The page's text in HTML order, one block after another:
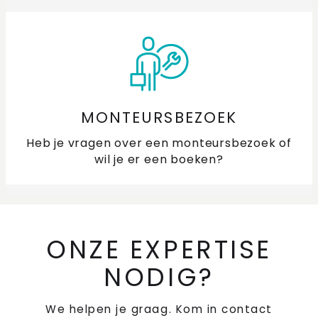
Hoe (de)activeer ik het kinderslot van mijn
Hoe maak ik roestvast staal (RVS) schoon?
MONTEURSBEZOEK
Heb je vragen over een monteursbezoek of
wil je er een boeken?
ONZE EXPERTISE
NODIG?
We helpen je graag. Kom in contact